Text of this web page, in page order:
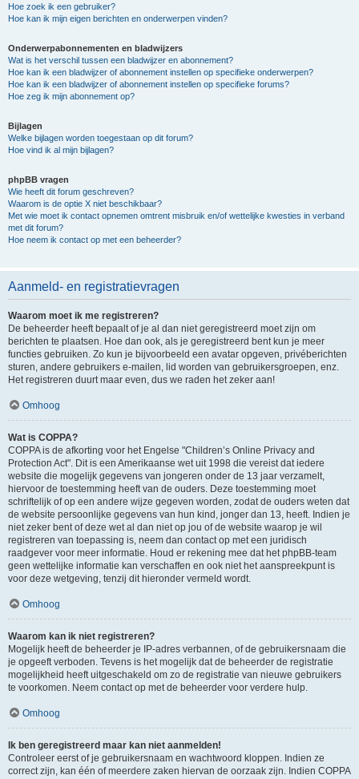
Hoe zoek ik een gebruiker?
Hoe kan ik mijn eigen berichten en onderwerpen vinden?
Onderwerpabonnementen en bladwijzers
Wat is het verschil tussen een bladwijzer en abonnement?
Hoe kan ik een bladwijzer of abonnement instellen op specifieke onderwerpen?
Hoe kan ik een bladwijzer of abonnement instellen op specifieke forums?
Hoe zeg ik mijn abonnement op?
Bijlagen
Welke bijlagen worden toegestaan op dit forum?
Hoe vind ik al mijn bijlagen?
phpBB vragen
Wie heeft dit forum geschreven?
Waarom is de optie X niet beschikbaar?
Met wie moet ik contact opnemen omtrent misbruik en/of wettelijke kwesties in verband
met dit forum?
Hoe neem ik contact op met een beheerder?
Aanmeld- en registratievragen
Waarom moet ik me registreren?
De beheerder heeft bepaalt of je al dan niet geregistreerd moet zijn om
berichten te plaatsen. Hoe dan ook, als je geregistreerd bent kun je meer
functies gebruiken. Zo kun je bijvoorbeeld een avatar opgeven, privéberichten
sturen, andere gebruikers e-mailen, lid worden van gebruikersgroepen, enz.
Het registreren duurt maar even, dus we raden het zeker aan!
Omhoog
Wat is COPPA?
COPPA is de afkorting voor het Engelse "Children’s Online Privacy and
Protection Act". Dit is een Amerikaanse wet uit 1998 die vereist dat iedere
website die mogelijk gegevens van jongeren onder de 13 jaar verzamelt,
hiervoor de toestemming heeft van de ouders. Deze toestemming moet
schriftelijk of op een andere wijze gegeven worden, zodat de ouders weten dat
de website persoonlijke gegevens van hun kind, jonger dan 13, heeft. Indien je
niet zeker bent of deze wet al dan niet op jou of de website waarop je wil
registreren van toepassing is, neem dan contact op met een juridisch
raadgever voor meer informatie. Houd er rekening mee dat het phpBB-team
geen wettelijke informatie kan verschaffen en ook niet het aanspreekpunt is
voor deze wetgeving, tenzij dit hieronder vermeld wordt.
Omhoog
Waarom kan ik niet registreren?
Mogelijk heeft de beheerder je IP-adres verbannen, of de gebruikersnaam die
je opgeeft verboden. Tevens is het mogelijk dat de beheerder de registratie
mogelijkheid heeft uitgeschakeld om zo de registratie van nieuwe gebruikers
te voorkomen. Neem contact op met de beheerder voor verdere hulp.
Omhoog
Ik ben geregistreerd maar kan niet aanmelden!
Controleer eerst of je gebruikersnaam en wachtwoord kloppen. Indien ze
correct zijn, kan één of meerdere zaken hiervan de oorzaak zijn. Indien COPPA